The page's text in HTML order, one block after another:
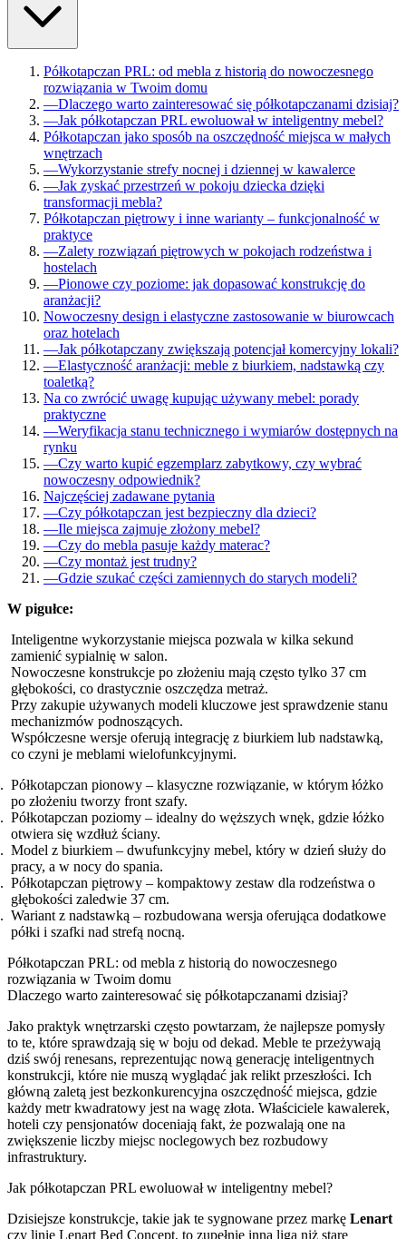
Półkotapczan PRL: od mebla z historią do nowoczesnego
rozwiązania w Twoim domu
—Dlaczego warto zainteresować się półkotapczanami dzisiaj?
—Jak półkotapczan PRL ewoluował w inteligentny mebel?
Półkotapczan jako sposób na oszczędność miejsca w małych
wnętrzach
—Wykorzystanie strefy nocnej i dziennej w kawalerce
—Jak zyskać przestrzeń w pokoju dziecka dzięki
transformacji mebla?
Półkotapczan piętrowy i inne warianty – funkcjonalność w
praktyce
—Zalety rozwiązań piętrowych w pokojach rodzeństwa i
hostelach
—Pionowe czy poziome: jak dopasować konstrukcję do
aranżacji?
Nowoczesny design i elastyczne zastosowanie w biurowcach
oraz hotelach
—Jak półkotapczany zwiększają potencjał komercyjny lokali?
—Elastyczność aranżacji: meble z biurkiem, nadstawką czy
toaletką?
Na co zwrócić uwagę kupując używany mebel: porady
praktyczne
—Weryfikacja stanu technicznego i wymiarów dostępnych na
rynku
—Czy warto kupić egzemplarz zabytkowy, czy wybrać
nowoczesny odpowiednik?
Najczęściej zadawane pytania
—Czy półkotapczan jest bezpieczny dla dzieci?
—Ile miejsca zajmuje złożony mebel?
—Czy do mebla pasuje każdy materac?
—Czy montaż jest trudny?
—Gdzie szukać części zamiennych do starych modeli?
W pigułce:
Inteligentne wykorzystanie miejsca pozwala w kilka sekund
zamienić sypialnię w salon.
Nowoczesne konstrukcje po złożeniu mają często tylko 37 cm
głębokości, co drastycznie oszczędza metraż.
Przy zakupie używanych modeli kluczowe jest sprawdzenie stanu
mechanizmów podnoszących.
Współczesne wersje oferują integrację z biurkiem lub nadstawką,
co czyni je meblami wielofunkcyjnymi.
Półkotapczan pionowy – klasyczne rozwiązanie, w którym łóżko
po złożeniu tworzy front szafy.
Półkotapczan poziomy – idealny do węższych wnęk, gdzie łóżko
otwiera się wzdłuż ściany.
Model z biurkiem – dwufunkcyjny mebel, który w dzień służy do
pracy, a w nocy do spania.
Półkotapczan piętrowy – kompaktowy zestaw dla rodzeństwa o
głębokości zaledwie 37 cm.
Wariant z nadstawką – rozbudowana wersja oferująca dodatkowe
półki i szafki nad strefą nocną.
Półkotapczan PRL: od mebla z historią do nowoczesnego
rozwiązania w Twoim domu
Dlaczego warto zainteresować się półkotapczanami dzisiaj?
Jako praktyk wnętrzarski często powtarzam, że najlepsze pomysły
to te, które sprawdzają się w boju od dekad. Meble te przeżywają
dziś swój renesans, reprezentując nową generację inteligentnych
konstrukcji, które nie muszą wyglądać jak relikt przeszłości. Ich
główną zaletą jest bezkonkurencyjna oszczędność miejsca, gdzie
każdy metr kwadratowy jest na wagę złota. Właściciele kawalerek,
hoteli czy pensjonatów doceniają fakt, że pozwalają one na
zwiększenie liczby miejsc noclegowych bez rozbudowy
infrastruktury.
Jak półkotapczan PRL ewoluował w inteligentny mebel?
Dzisiejsze konstrukcje, takie jak te sygnowane przez markę Lenart
czy linię Lenart Bed Concept, to zupełnie inna liga niż stare